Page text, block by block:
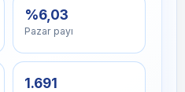
%6,03
Pazar payı
1.691